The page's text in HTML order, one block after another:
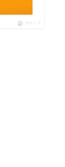
ポチップ